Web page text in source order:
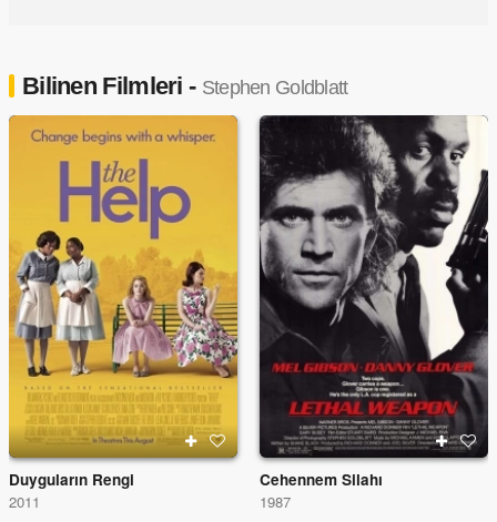
Bilinen Filmleri - Stephen Goldblatt
Duyguların Rengi
2011
Cehennem Silahı
1987